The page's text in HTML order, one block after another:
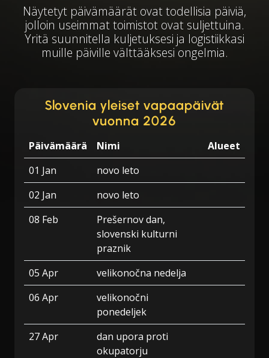
Näytetyt päivämäärät ovat todellisia päiviä,
jolloin useimmat toimistot ovat suljettuina.
Yritä suunnitella kuljetuksesi ja logistiikkasi
muille päiville välttääksesi ongelmia.
Slovenia yleiset vapaapäivät
vuonna 2026
Päivämäärä Nimi
Alueet
01 Jan
novo leto
02 Jan
novo leto
08 Feb
Prešernov dan,
slovenski kulturni
praznik
05 Apr
velikonočna nedelja
06 Apr
velikonočni
ponedeljek
27 Apr
dan upora proti
okupatorju